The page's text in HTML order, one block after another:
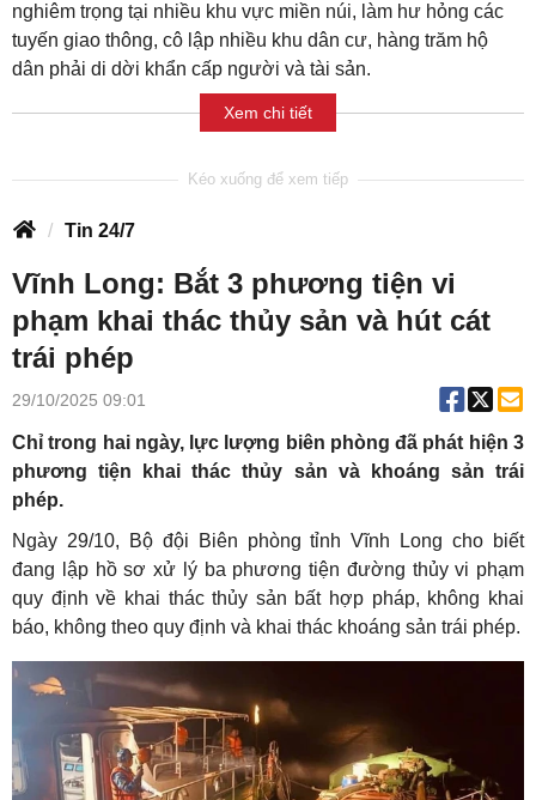
nghiêm trọng tại nhiều khu vực miền núi, làm hư hỏng các
tuyến giao thông, cô lập nhiều khu dân cư, hàng trăm hộ
dân phải di dời khẩn cấp người và tài sản.
Xem chi tiết
Tin 24/7
Vĩnh Long: Bắt 3 phương tiện vi
phạm khai thác thủy sản và hút cát
trái phép
29/10/2025 09:01
Chỉ trong hai ngày, lực lượng biên phòng đã phát hiện 3
phương tiện khai thác thủy sản và khoáng sản trái
phép.
Ngày 29/10, Bộ đội Biên phòng tỉnh Vĩnh Long cho biết
đang lập hồ sơ xử lý ba phương tiện đường thủy vi phạm
quy định về khai thác thủy sản bất hợp pháp, không khai
báo, không theo quy định và khai thác khoáng sản trái phép.